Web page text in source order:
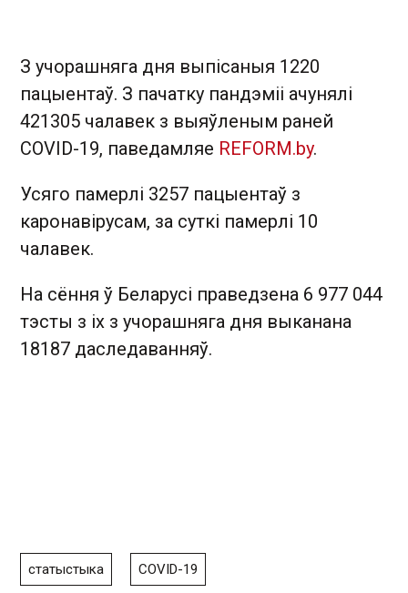
З учорашняга дня выпісаныя 1220
пацыентаў. З пачатку пандэміі ачунялі
421305 чалавек з выяўленым раней
COVID-19, паведамляе REFORM.by.
Усяго памерлі 3257 пацыентаў з
каронавірусам, за суткі памерлі 10
чалавек.
На сёння ў Беларусі праведзена 6 977 044
тэсты з іх з учорашняга дня выканана
18187 даследаванняў.
статыстыка COVID-19